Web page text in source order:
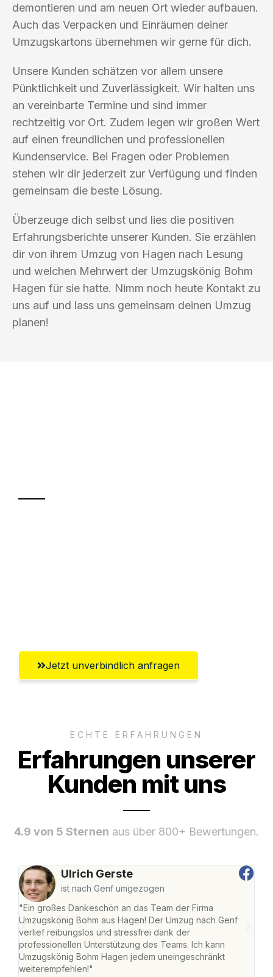
demontieren und am neuen Ort wieder aufbauen.
Auch das Verpacken und Einräumen deiner
Umzugskartons übernehmen wir gerne für dich.
Unsere Kunden schätzen vor allem unsere
Pünktlichkeit und Zuverlässigkeit. Wir halten uns
an vereinbarte Termine und sind immer
rechtzeitig vor Ort. Zudem legen wir großen Wert
auf einen freundlichen und professionellen
Kundenservice. Bei Fragen oder Problemen
stehen wir dir jederzeit zur Verfügung und finden
gemeinsam die beste Lösung.
Überzeuge dich selbst und lies die positiven
Erfahrungsberichte unserer Kunden. Sie erzählen
dir von ihrem Umzug von Hagen nach Lesung
und welchen Mehrwert der Umzugskönig Bohm
Hagen für sie hatte. Nimm noch heute Kontakt zu
uns auf und lass uns gemeinsam deinen Umzug
planen!
Jetzt unverbindlich anfragen
ECHTE ERFAHRUNGEN
Erfahrungen unserer
Kunden mit uns
4.9 von 5 Sternen aus über 800+ Bewertungen.
Ulrich Gerste
ist nach Genf umgezogen
"Ein großes Dankeschön an das Team der Firma
Umzugskönig Bohm aus Hagen! Der Umzug nach Genf
verlief reibungslos und stressfrei dank der
professionellen Unterstützung des Teams. Ich kann
Umzugskönig Bohm Hagen jedem uneingeschränkt
weiterempfehlen!"